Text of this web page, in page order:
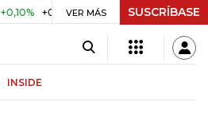
+0,98% UVR $ 416,91 +$ 0,05
VER MÁS SUSCRÍBASE
INSIDE